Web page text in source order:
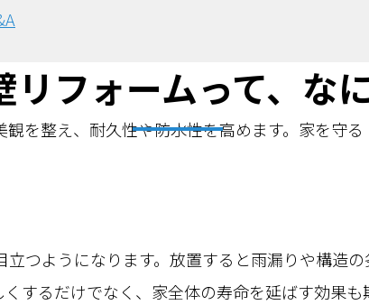
リフォームって、な
を整え、耐久性や防水性を高めます。家を守
つようになります。放置すると雨漏りや構造
するだけでなく、家全体の寿命を延ばす効果も